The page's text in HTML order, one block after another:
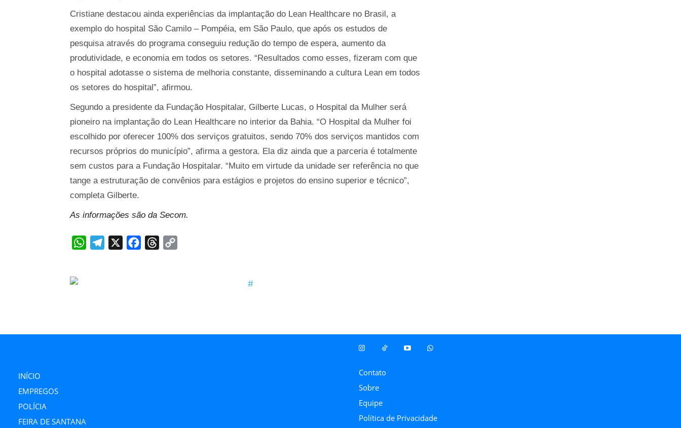
Cristiane destacou ainda experiências da implantação do Lean Healthcare no Brasil, a
exemplo do hospital São Camilo – Pompéia, em São Paulo, que após os estudos de
pesquisa através do programa conseguiu redução do tempo de espera, aumento da
produtividade, e economia em todos os setores. “Resultados como esses, fizeram com que
o hospital adotasse o sistema de melhoria constante, disseminando a cultura Lean em todos
os setores do hospital”, afirmou.
Segundo a presidente da Fundação Hospitalar, Gilberte Lucas, o Hospital da Mulher será
pioneiro na implantação do Lean Healthcare no interior da Bahia. “O Hospital da Mulher foi
escolhido por oferecer 100% dos serviços gratuitos, sendo 70% dos serviços mantidos com
recursos próprios do município”, afirma a gestora. Ela diz ainda que a parceria é totalmente
sem custos para a Fundação Hospitalar. “Muito em virtude da unidade ser referência no que
tange a estruturação de convênios para estágios e projetos do ensino superior e técnico”,
completa Gilberte.
As informações são da Secom.
WhatsAppTelegram FacebookThreads
INÍCIO
EMPREGOS
POLÍCIA
FEIRA DE SANTANA
Contato
Sobre
Equipe
Política de Privacidade